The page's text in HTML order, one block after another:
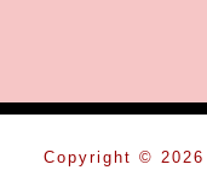
Copyright © 2026